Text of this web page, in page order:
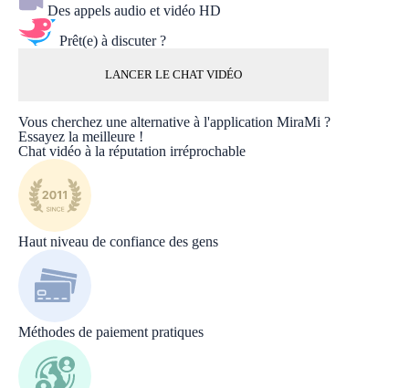
Des appels audio et vidéo HD
Prêt(e) à discuter ?
LANCER LE CHAT VIDÉO
Vous cherchez une alternative à l'application MiraMi ?
Essayez la meilleure !
Chat vidéo à la réputation irréprochable
Haut niveau de confiance des gens
Méthodes de paiement pratiques